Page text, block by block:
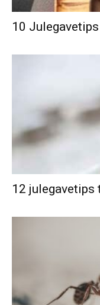
10
12 julegavetips